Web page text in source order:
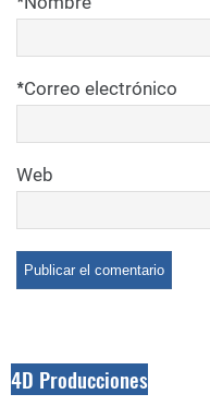
Correo electrónico
*
Web
4D Producciones